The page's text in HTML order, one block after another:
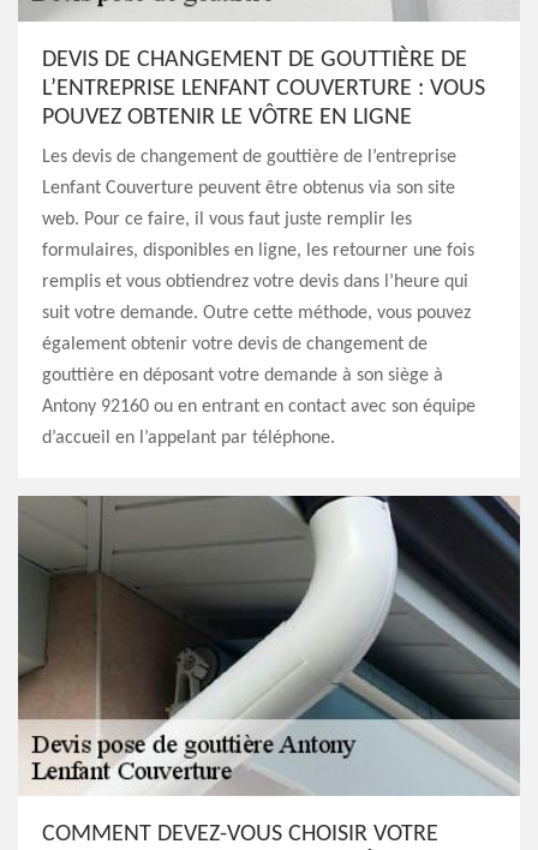
DEVIS DE CHANGEMENT DE GOUTTIÈRE DE
L’ENTREPRISE LENFANT COUVERTURE : VOUS
POUVEZ OBTENIR LE VÔTRE EN LIGNE
Les devis de changement de gouttière de l’entreprise
Lenfant Couverture peuvent être obtenus via son site
web. Pour ce faire, il vous faut juste remplir les
formulaires, disponibles en ligne, les retourner une fois
remplis et vous obtiendrez votre devis dans l’heure qui
suit votre demande. Outre cette méthode, vous pouvez
également obtenir votre devis de changement de
gouttière en déposant votre demande à son siège à
Antony 92160 ou en entrant en contact avec son équipe
d’accueil en l’appelant par téléphone.
COMMENT DEVEZ-VOUS CHOISIR VOTRE